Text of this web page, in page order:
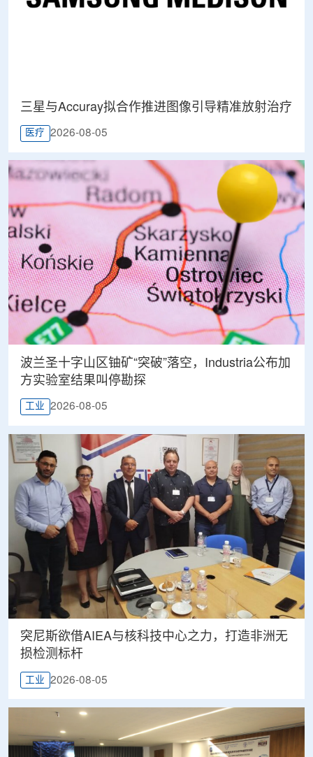
三星与Accuray拟合作推进图像引导精准放射治疗
医疗 2026-08-05
波兰圣十字山区铀矿“突破”落空，Industria公布加
方实验室结果叫停勘探
工业 2026-08-05
突尼斯欲借AIEA与核科技中心之力，打造非洲无
损检测标杆
工业 2026-08-05